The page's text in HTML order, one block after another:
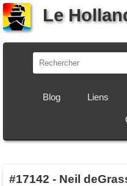
Le
Blog Liens
#17142 - Neil